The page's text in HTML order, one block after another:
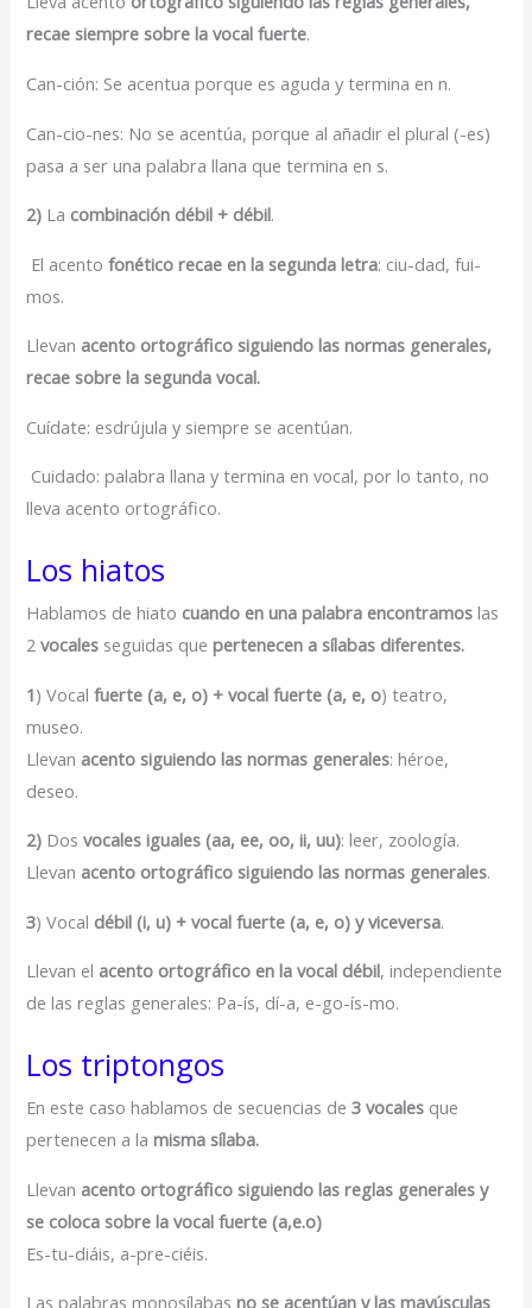
recae siempre sobre la vocal fuerte.
Can-ción: Se acentua porque es aguda y termina en n.
Can-cio-nes: No se acentúa, porque al añadir el plural (-es)
pasa a ser una palabra llana que termina en s.
2) La combinación débil + débil.
El acentofonético recae en la segunda letra: ciu-dad, fui-
mos.
Llevan acento ortográfico siguiendo las normas generales,
recae sobre la segunda vocal.
Cuídate: esdrújula y siempre se acentúan.
Cuidado: palabra llana y termina en vocal, por lo tanto, no
lleva acento ortográfico.
Los hiatos
Hablamos de hiato cuando en una palabra encontramos las
2 vocales seguidas que pertenecen a sílabas diferentes.
1) Vocalfuerte (a, e, o) + vocal fuerte (a, e, o) teatro,
museo.
Llevan acento siguiendo las normas generales: héroe,
deseo.
2) Dosvocales iguales (aa, ee, oo, ii, uu): leer, zoología.
Llevan acento ortográfico siguiendo las normas generales.
3) Vocal débil (i, u) + vocal fuerte (a, e, o) y viceversa.
Llevan el acento ortográfico en la vocal débil, independiente
de las reglas generales: Pa-ís, dí-a, e-go-ís-mo.
Los triptongos
En este caso hablamos de secuencias de3 vocales que
pertenecen a lamisma sílaba.
Llevan acento ortográfico siguiendo las reglas generales y
se coloca sobre la vocal fuerte (a,e.o)
Es-tu-diáis, a-pre-ciéis.
Las palabras monosílabasno se acentúan y las mayúsculas